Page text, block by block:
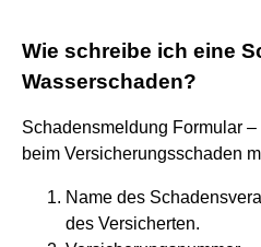
Wie schreibe ich eine
Wasserschaden?
Schadensmeldung Formular
beim Versicherungsschaden
Name des
des Versicherten.